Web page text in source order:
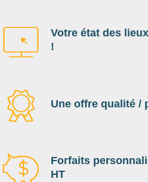
Votre état des
!
Une offre qualité /
Forfaits
HT